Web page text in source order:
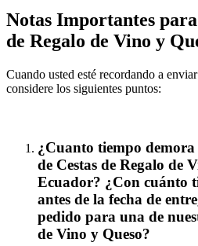
Notas Importantes
de Regalo de Vino y
Cuando usted esté recordando a
considere los siguientes puntos:
¿Cuanto tiempo
de Cestas de Regalo de
Ecuador? ¿Con cuánto
antes de la fecha de
pedido para una de
de Vino y Queso?